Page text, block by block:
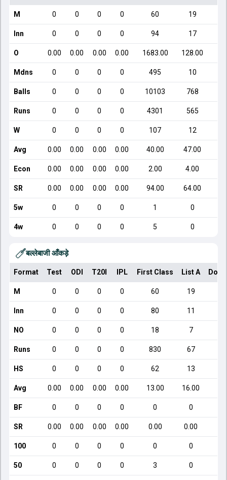
M 0 0 0 0 60 19
Inn 0 0 0 0 94 17
O 0.00 0.00 0.00 0.00 1683.00 128.00
Mdns 0 0 0 0 495 10
Balls 0 0 0 0 10103 768
Runs 0 0 0 0 4301 565
W 0 0 0 0 107 12
Avg 0.00 0.00 0.00 0.00 40.00 47.00
Econ 0.00 0.00 0.00 0.00 2.00 4.00
SR 0.00 0.00 0.00 0.00 94.00 64.00
5w 0 0 0 0 1 0
4w 0 0 0 0 5 0
बल्लेबाजी आँकड़े
Format Test ODI T20I IPL First Class List A
M 0 0 0 0 60 19
Inn 0 0 0 0 80 11
NO 0 0 0 0 18 7
Runs 0 0 0 0 830 67
HS 0 0 0 0 62 13
Avg 0.00 0.00 0.00 0.00 13.00 16.00
BF 0 0 0 0 0 0
SR 0.00 0.00 0.00 0.00 0.00 0.00
100 0 0 0 0 0 0
50 0 0 0 0 3 0